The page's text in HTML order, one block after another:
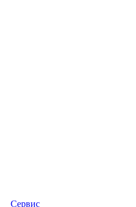
Сервис